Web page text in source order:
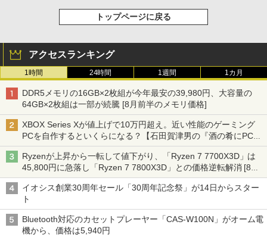
トップページに戻る
アクセスランキング
1時間 24時間 1週間 1カ月
DDR5メモリの16GB×2枚組が今年最安の39,980円、大容量の
64GB×2枚組は一部が続騰 [8月前半のメモリ価格]
XBOX Series Xが値上げで10万円超え。近い性能のゲーミング
PCを自作するといくらになる？【石田賀津男の『酒の肴にPCゲ
ーム』】
Ryzenが上昇から一転して値下がり、「Ryzen 7 7700X3D」は
45,800円に急落し「Ryzen 7 7800X3D」との価格逆転解消 [8月
前半のCPU価格]
イオシス創業30周年セール「30周年記念祭」が14日からスター
ト
Bluetooth対応のカセットプレーヤー「CAS-W100N」がオーム電
機から、価格は5,940円